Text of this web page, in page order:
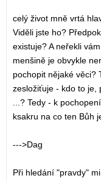
celý život mně vrtá
Viděli jste ho?
existuje? A neřekli
menšině je obvykle
pochopit nějaké věci?
zesložiťuje - kdo to je,
...? Tedy - k
ksakru na co ten Bůh
--->Dag
Při hledání "pravdy"